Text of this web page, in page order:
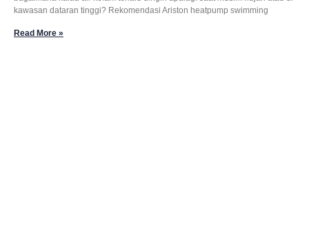
kawasan dataran tinggi? Rekomendasi Ariston heatpump swimming
Read More »